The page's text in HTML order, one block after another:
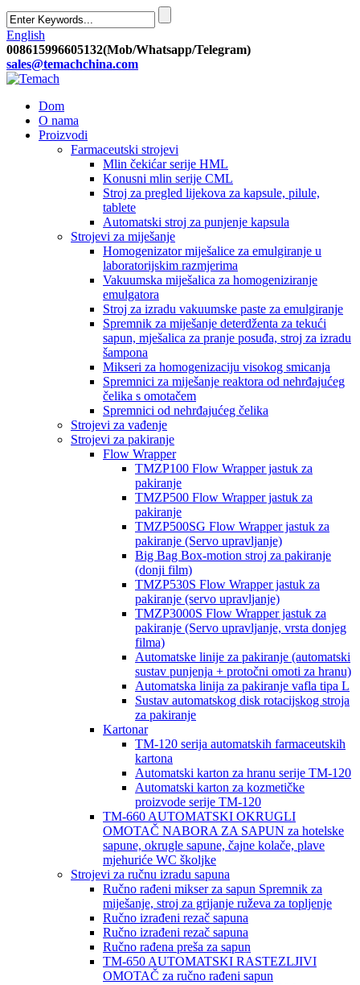
English
008615996605132(Mob/Whatsapp/Telegram)
sales@temachchina.com
Dom
O nama
Proizvodi
Farmaceutski strojevi
Mlin čekićar serije HML
Konusni mlin serije CML
Stroj za pregled lijekova za kapsule, pilule,
tablete
Automatski stroj za punjenje kapsula
Strojevi za miješanje
Homogenizator miješalice za emulgiranje u
laboratorijskim razmjerima
Vakuumska miješalica za homogeniziranje
emulgatora
Stroj za izradu vakuumske paste za emulgiranje
Spremnik za miješanje deterdženta za tekući
sapun, mješalica za pranje posuđa, stroj za izradu
šampona
Mikseri za homogenizaciju visokog smicanja
Spremnici za miješanje reaktora od nehrđajućeg
čelika s omotačem
Spremnici od nehrđajućeg čelika
Strojevi za vađenje
Strojevi za pakiranje
Flow Wrapper
TMZP100 Flow Wrapper jastuk za
pakiranje
TMZP500 Flow Wrapper jastuk za
pakiranje
TMZP500SG Flow Wrapper jastuk za
pakiranje (Servo upravljanje)
Big Bag Box-motion stroj za pakiranje
(donji film)
TMZP530S Flow Wrapper jastuk za
pakiranje (servo upravljanje)
TMZP3000S Flow Wrapper jastuk za
pakiranje (Servo upravljanje, vrsta donjeg
filma)
Automatske linije za pakiranje (automatski
sustav punjenja + protočni omoti za hranu)
Automatska linija za pakiranje vafla tipa L
Sustav automatskog disk rotacijskog stroja
za pakiranje
Kartonar
TM-120 serija automatskih farmaceutskih
kartona
Automatski karton za hranu serije TM-120
Automatski karton za kozmetičke
proizvode serije TM-120
TM-660 AUTOMATSKI OKRUGLI
OMOTAČ NABORA ZA SAPUN za hotelske
sapune, okrugle sapune, čajne kolače, plave
mjehuriće WC školjke
Strojevi za ručnu izradu sapuna
Ručno rađeni mikser za sapun Spremnik za
miješanje, stroj za grijanje ruževa za topljenje
Ručno izrađeni rezač sapuna
Ručno izrađeni rezač sapuna
Ručno rađena preša za sapun
TM-650 AUTOMATSKI RASTEZLJIVI
OMOTAČ za ručno rađeni sapun